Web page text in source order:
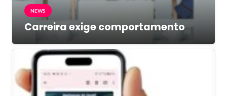
NEWS
Carreira exige comportamento